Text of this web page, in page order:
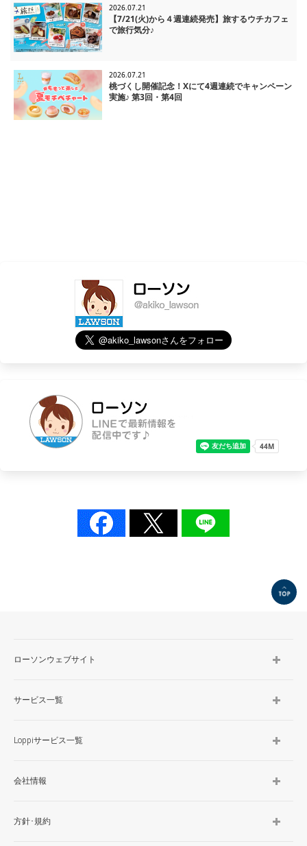
2026.07.21
【7/21(火)から４週連続発売】旅するウチカフェ
で旅行気分♪
2026.07.21
桃づくし開催記念！Xにて4週連続でキャンペーン
実施♪ 第3回・第4回
ローソンウェブサイト
サービス一覧
Loppiサービス一覧
会社情報
方針･規約